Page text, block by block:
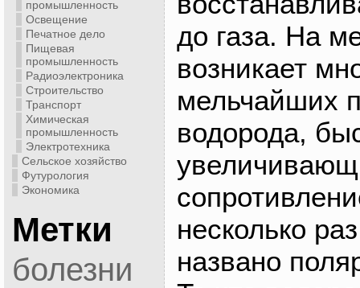
промышленность
Освещение
Печатное дело
Пищевая
промышленность
Радиоэлектроника
Строительство
Транспорт
Химическая
промышленность
Электротехника
Сельское хозяйство
Футурология
Экономика
Метки
болезни
до газа. На
возникает
мельчайших
водорода,
несколько
названо